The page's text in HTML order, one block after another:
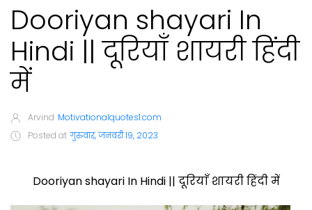
Dooriyan shayari In
Hindi || दूरियाँ शायरी हिंदी
में
Arvind Motivationalquotes1.com
Posted at गुरुवार, जनवरी 19, 2023
Dooriyan shayari In Hindi || दूरियाँ शायरी हिंदी में